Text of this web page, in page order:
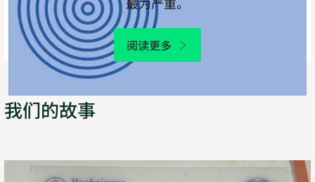
阅读更多
我们的故事